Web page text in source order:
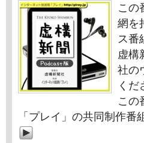
この
網を
ス番
虚構
社の
くだ
この
「プレイ」の共同制作番